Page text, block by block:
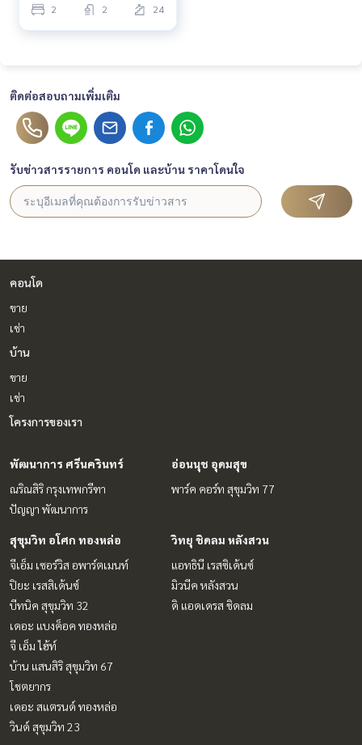
2 2 24
ติดต่อสอบถามเพิ่มเติม
รับข่าวสารรายการ คอนโด และบ้าน ราคาโดนใจ
คอนโด
ขาย
เช่า
บ้าน
ขาย
เช่า
โครงการของเรา
พัฒนาการ ศรีนครินทร์
ณริณสิริ กรุงเทพกรีฑา
ปัญญา พัฒนาการ
อ่อนนุช อุดมสุข
พาร์ค คอร์ท สุขุมวิท 77
สุขุมวิท อโศก ทองหล่อ
จีเอ็ม เซอร์วิส อพาร์ตเมนท์
ปิยะ เรสสิเด้นซ์
บีทนิค สุขุมวิท 32
เดอะ แบงค็อค ทองหล่อ
จี เอ็ม ไฮ้ท์
บ้าน แสนสิริ สุขุมวิท 67
โชตยากร
เดอะ สแตรนด์ ทองหล่อ
วินด์ สุขุมวิท 23
วิทยุ ชิดลม หลังสวน
แอทธินี เรสซิเด้นซ์
มิวนีค หลังสวน
ดิ แอดเดรส ชิดลม